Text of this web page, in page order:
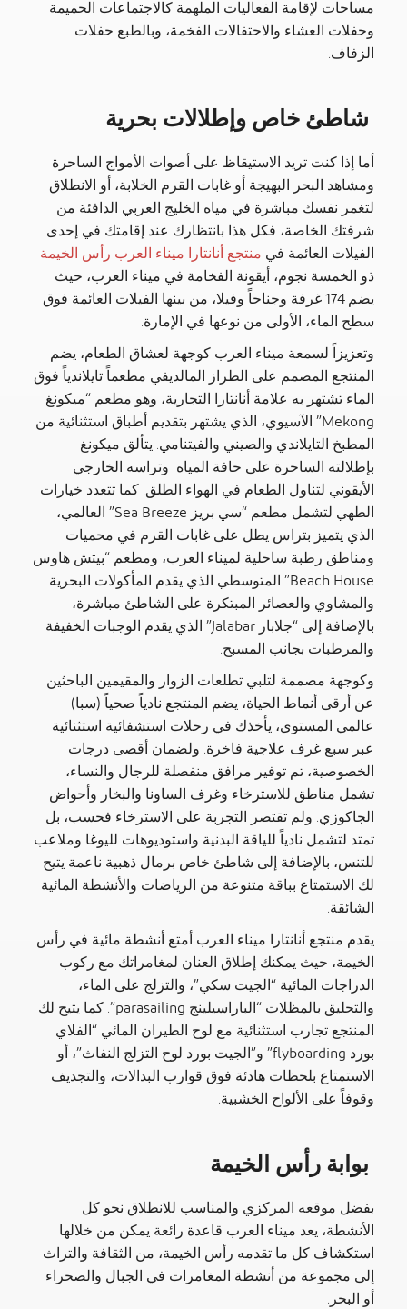
مساحات لإقامة الفعاليات الملهمة كالاجتماعات الحميمة
وحفلات العشاء والاحتفالات الفخمة، وبالطبع حفلات
الزفاف.
شاطئ خاص وإطلالات بحرية
أما إذا كنت تريد الاستيقاظ على أصوات الأمواج الساحرة
ومشاهد البحر البهيجة أو غابات القرم الخلابة، أو الانطلاق
لتغمر نفسك مباشرة في مياه الخليج العربي الدافئة من
شرفتك الخاصة، فكل هذا بانتظارك عند إقامتك في إحدى
الفيلات العائمة فيمنتجع أنانتاراميناء العرب رأس الخيمة
ذو الخمسة نجوم، أيقونة الفخامة في ميناء العرب، حيث
يضم 174 غرفة وجناحاً وفيلا، من بينها الفيلات العائمة فوق
سطح الماء، الأولى من نوعها في الإمارة.
وتعزيزاً لسمعة ميناء العرب كوجهة لعشاق الطعام، يضم
المنتجع المصمم على الطراز المالديفي مطعماً تايلاندياً فوق
الماء تشتهر به علامة أنانتارا التجارية، وهو مطعم “ميكونغ
Mekong” الآسيوي، الذي يشتهر بتقديم أطباق استثنائية من
المطبخ التايلاندي والصيني والفيتنامي. يتألق ميكونغ
بإطلالته الساحرة على حافة المياه وتراسه الخارجي
الأيقوني لتناول الطعام في الهواء الطلق. كما تتعدد خيارات
الطهي لتشمل مطعم “سي بريز Sea Breeze” العالمي،
الذي يتميز بتراس يطل على غابات القرم فيمحميات
ومناطق رطبة ساحليةلميناء العرب، ومطعم “بيتش هاوس
Beach House” المتوسطي الذي يقدم المأكولات البحرية
والمشاوي والعصائر المبتكرة على الشاطئ مباشرة،
بالإضافة إلى “جلابار Jalabar” الذي يقدم الوجبات الخفيفة
والمرطبات بجانب المسبح.
وكوجهة مصممة لتلبي تطلعات الزوار والمقيمين الباحثين
عن أرقى أنماط الحياة، يضم المنتجع نادياً صحياً (سبا)
عالمي المستوى، يأخذك في رحلات استشفائية استثنائية
عبر سبع غرف علاجية فاخرة. ولضمان أقصى درجات
الخصوصية، تم توفير مرافق منفصلة للرجال والنساء،
تشمل مناطق للاسترخاء وغرف الساونا والبخار وأحواض
الجاكوزي. ولم تقتصر التجربة على الاسترخاء فحسب، بل
تمتد لتشمل نادياً للياقة البدنية واستوديوهات لليوغا وملاعب
للتنس، بالإضافة إلى شاطئ خاص برمال ذهبية ناعمة يتيح
لك الاستمتاع بباقة متنوعة من الرياضات والأنشطة المائية
الشائقة.
يقدم منتجع أنانتارا ميناء العرب أمتعأنشطة مائية في رأس
الخيمة، حيث يمكنك إطلاق العنان لمغامراتك مع ركوب
الدراجات المائية “الجيت سكي”، والتزلج على الماء،
والتحليق بالمظلات “الباراسيلينج parasailing”. كما يتيح لك
المنتجع تجارب استثنائية مع لوح الطيران المائي “الفلاي
بورد flyboarding” و”الجيت بورد لوح التزلج النفاث”، أو
الاستمتاع بلحظات هادئة فوق قوارب البدالات، والتجديف
وقوفاً على الألواح الخشبية.
بوابة رأس الخيمة
بفضل موقعه المركزي والمناسب للانطلاق نحو كل
الأنشطة، يعد ميناء العرب قاعدة رائعة يمكن من خلالها
استكشاف كل ما تقدمه رأس الخيمة، من الثقافة والتراث
إلى مجموعة من أنشطة المغامرات في الجبال والصحراء
أو البحر.